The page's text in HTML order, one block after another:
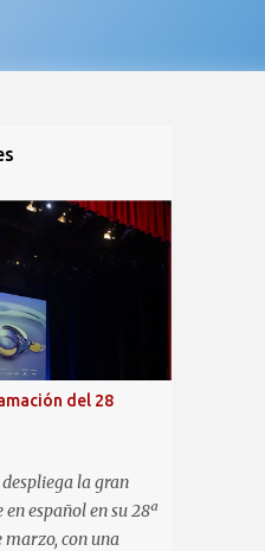
del 28
la gran
español en su 28ª
marzo, con una